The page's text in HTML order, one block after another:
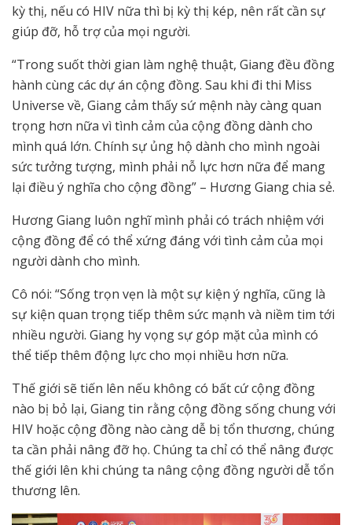
kỳ thị, nếu có HIV nữa thì bị kỳ thị kép, nên rất cần sự
giúp đỡ, hỗ trợ của mọi người.
“Trong suốt thời gian làm nghệ thuật, Giang đều đồng
hành cùng các dự án cộng đồng. Sau khi đi thi Miss
Universe về, Giang cảm thấy sứ mệnh này càng quan
trọng hơn nữa vì tình cảm của cộng đồng dành cho
mình quá lớn. Chính sự ủng hộ dành cho mình ngoài
sức tưởng tượng, mình phải nỗ lực hơn nữa để mang
lại điều ý nghĩa cho cộng đồng” – Hương Giang chia sẻ.
Hương Giang luôn nghĩ mình phải có trách nhiệm với
cộng đồng để có thể xứng đáng với tình cảm của mọi
người dành cho mình.
Cô nói: “Sống trọn vẹn là một sự kiện ý nghĩa, cũng là
sự kiện quan trọng tiếp thêm sức mạnh và niềm tim tới
nhiều người. Giang hy vọng sự góp mặt của mình có
thể tiếp thêm động lực cho mọi nhiều hơn nữa.
Thế giới sẽ tiến lên nếu không có bất cứ cộng đồng
nào bị bỏ lại, Giang tin rằng cộng đồng sống chung với
HIV hoặc cộng đồng nào càng dễ bị tổn thương, chúng
ta cần phải nâng đỡ họ. Chúng ta chỉ có thể nâng được
thế giới lên khi chúng ta nâng cộng đồng người dễ tổn
thương lên.